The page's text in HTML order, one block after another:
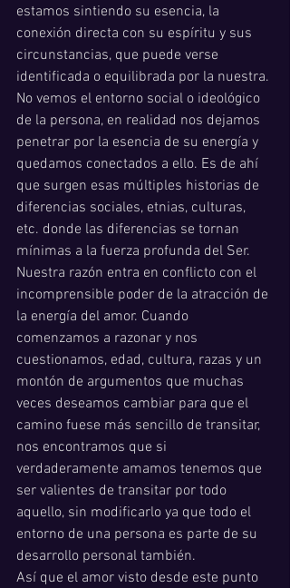
estamos sintiendo su esencia, la
conexión directa con su espíritu y sus
circunstancias, que puede verse
identificada o equilibrada por la nuestra.
No vemos el entorno social o ideológico
de la persona, en realidad nos dejamos
penetrar por la esencia de su energía y
quedamos conectados a ello. Es de ahí
que surgen esas múltiples historias de
diferencias sociales, etnias, culturas,
etc. donde las diferencias se tornan
mínimas a la fuerza profunda del Ser.
Nuestra razón entra en conflicto con el
incomprensible poder de la atracción de
la energía del amor. Cuando
comenzamos a razonar y nos
cuestionamos, edad, cultura, razas y un
montón de argumentos que muchas
veces deseamos cambiar para que el
camino fuese más sencillo de transitar,
nos encontramos que si
verdaderamente amamos tenemos que
ser valientes de transitar por todo
aquello, sin modificarlo ya que todo el
entorno de una persona es parte de su
desarrollo personal también.
Así que el amor visto desde este punto